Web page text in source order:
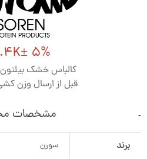
5%
کالباس خشک بیلتون 60 درصد
قبل از ارسال وزن
مشخصات
برند سورن